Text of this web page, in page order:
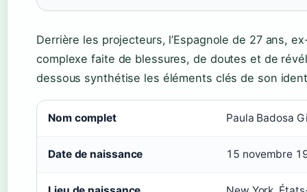
Derrière les projecteurs, l’Espagnole de 27 ans,
complexe faite de blessures, de doutes et de
dessous synthétise les éléments clés de son
Fiche d’identité de Paula Badosa
Nom complet Paula Badosa
Date de naissance 15 novembre